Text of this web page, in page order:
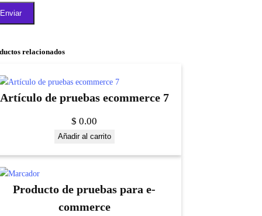
relacionados
Artículo de pruebas ecommerce 7
$ 0.00
Añadir al carrito
Producto de pruebas para e-
commerce